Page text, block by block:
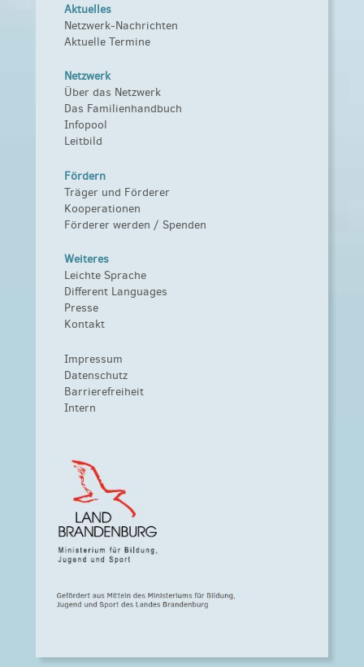
Aktuelles
Netzwerk-Nachrichten
Aktuelle Termine
Netzwerk
Über das Netzwerk
Das Familienhandbuch
Infopool
Leitbild
Fördern
Träger und Förderer
Kooperationen
Förderer werden / Spenden
Weiteres
Leichte Sprache
Different Languages
Presse
Kontakt
Impressum
Datenschutz
Barrierefreiheit
Intern